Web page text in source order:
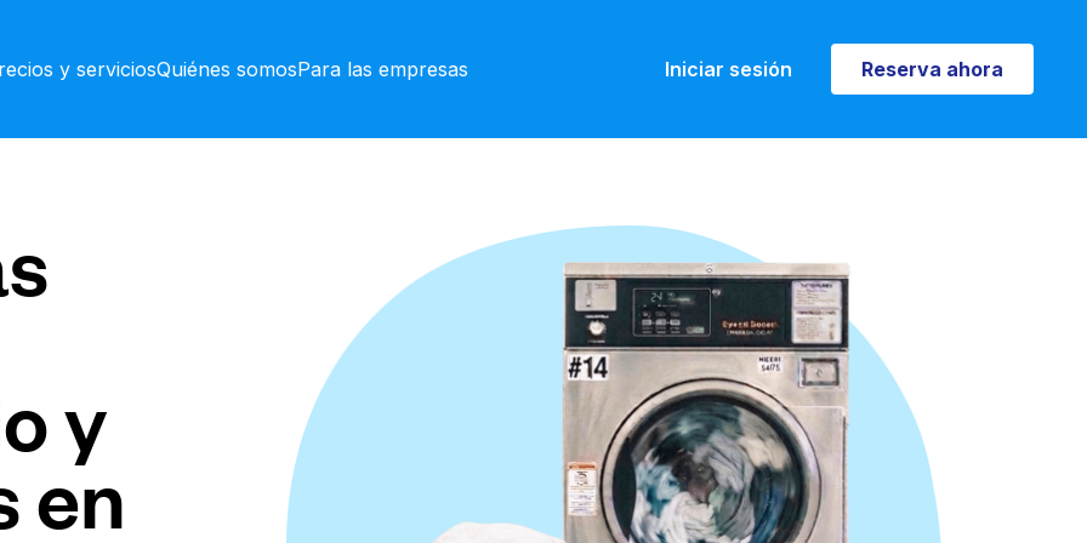
y serviciosQuiénes somosPara las empresas Iniciar sesión Reserva ahora
Reserva ahora
y
en